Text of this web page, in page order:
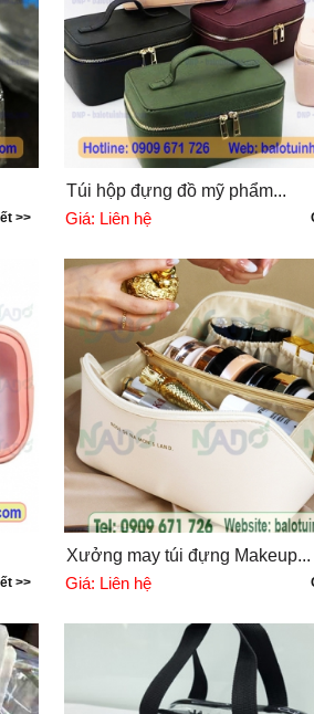
>>
Túi hộp đựng đồ mỹ phẩm...
Giá: Liên hệ
>>
Xưởng may túi đựng Makeup...
Giá: Liên hệ